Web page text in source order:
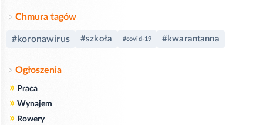
Chmura tagów
#koronawirus #szkoła #covid-19 #kwarantanna
Ogłoszenia
» Praca
» Wynajem
» Rowery